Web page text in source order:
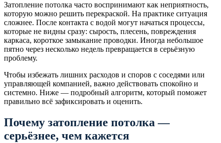
Затопление потолка часто воспринимают как неприятность,
которую можно решить перекраской. На практике ситуация
сложнее. После контакта с водой могут начаться процессы,
которые не видны сразу: сырость, плесень, повреждения
каркаса, короткое замыкание проводки. Иногда небольшое
пятно через несколько недель превращается в серьёзную
проблему.
Чтобы избежать лишних расходов и споров с соседями или
управляющей компанией, важно действовать спокойно и
системно. Ниже — подробный алгоритм, который поможет
правильно всё зафиксировать и оценить.
Почему затопление потолка —
серьёзнее, чем кажется